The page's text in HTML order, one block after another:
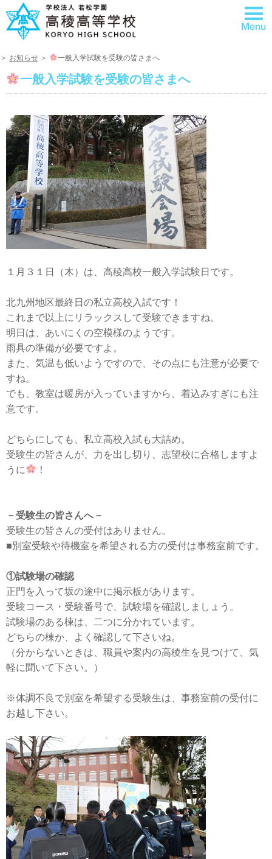
＞ お知らせ ＞ 一般入学試験を受験の皆さまへ
一般入学試験を受験の皆さまへ
１月３１日（木）は、高稜高校一般入学試験日です。
北九州地区最終日の私立高校入試です！
これまで以上にリラックスして受験できますね。
明日は、あいにくの空模様のようです。
雨具の準備が必要ですよ。
また、気温も低いようですので、その点にも注意が必要で
すね。
でも、教室は暖房が入っていますから、着込みすぎにも注
意です。
どちらにしても、私立高校入試も大詰め。
受験生の皆さんが、力を出し切り、志望校に合格しますよ
うに
！
－受験生の皆さんへ－
受験生の皆さんの受付はありません。
■別室受験や待機室を希望される方の受付は事務室前です。
①試験場の確認
正門を入って坂の途中に掲示板があります。
受験コース・受験番号で、試験場を確認しましょう。
試験場のある棟は、二つに分かれています。
どちらの棟か、よく確認して下さいね。
（分からないときは、職員や案内の高稜生を見つけて、気
軽に聞いて下さい。）
※体調不良で別室を希望する受験生は、事務室前の受付に
お越し下さい。